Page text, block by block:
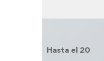
Hasta el 20